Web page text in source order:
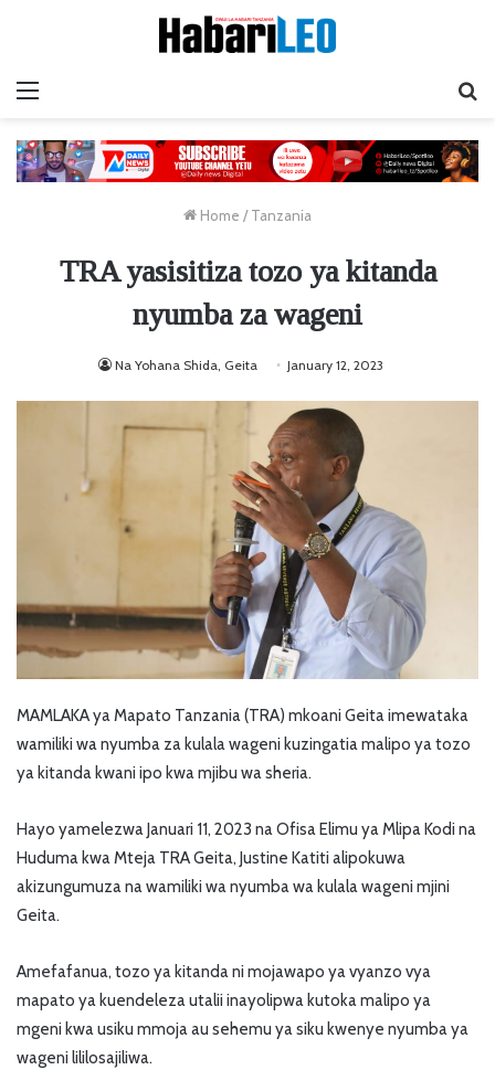
Home / Tanzania
TRA yasisitiza tozo ya kitanda
nyumba za wageni
Na Yohana Shida, Geita January 12, 2023
MAMLAKA ya Mapato Tanzania (TRA) mkoani Geita imewataka
wamiliki wa nyumba za kulala wageni kuzingatia malipo ya tozo
ya kitanda kwani ipo kwa mjibu wa sheria.
Hayo yamelezwa Januari 11, 2023 na Ofisa Elimu ya Mlipa Kodi na
Huduma kwa Mteja TRA Geita, Justine Katiti alipokuwa
akizungumuza na wamiliki wa nyumba wa kulala wageni mjini
Geita.
Amefafanua, tozo ya kitanda ni mojawapo ya vyanzo vya
mapato ya kuendeleza utalii inayolipwa kutoka malipo ya
mgeni kwa usiku mmoja au sehemu ya siku kwenye nyumba ya
wageni lililosajiliwa.